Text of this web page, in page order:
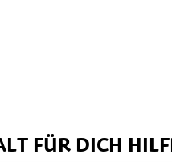
FÜR DICH